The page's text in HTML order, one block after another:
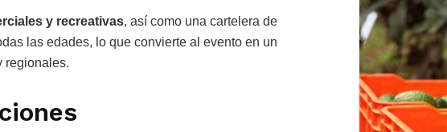
y recreativas, así como una cartelera de
las edades, lo que convierte al evento en un
regionales.